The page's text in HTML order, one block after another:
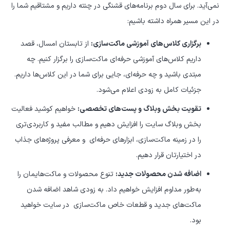
نمی‌آید. برای سال دوم برنامه‌های قشنگی در چنته داریم و مشتاقیم شما را
در این مسیر همراه داشته باشیم:
برگزاری کلاس‌های آموزشی ماکت‌سازی: از تابستان امسال، قصد
داریم کلاس‌های آموزشی حرفه‌ای ماکت‌سازی را برگزار کنیم. چه
مبتدی باشید و چه حرفه‌ای، جایی برای شما در این کلاس‌ها داریم.
جزئیات کامل به زودی اعلام می‌شود.
تقویت بخش وبلاگ و پست‌های تخصصی: خواهیم کوشید فعالیت
بخش وبلاگ سایت را افزایش دهیم و مطالب مفید و کاربردی‌تری
را در زمینه ماکت‌سازی، ابزارهای حرفه‌ای و معرفی پروژه‌های جذاب
در اختیارتان قرار دهیم.
اضافه شدن محصولات جدید: تنوع محصولات و ماکت‌هایمان را
به‌طور مداوم افزایش خواهیم داد. به زودی شاهد اضافه شدن
ماکت‌های جدید و قطعات خاص ماکت‌سازی در سایت خواهید
بود.